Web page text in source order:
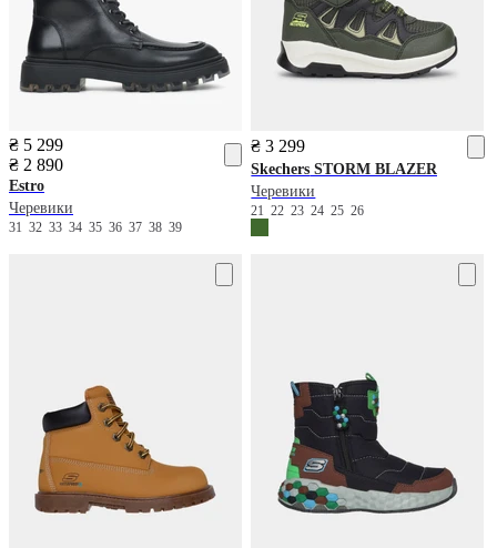
₴ 5 299
₴ 2 890
Estro
Черевики
31 32 33 34 35 36 37 38 39
₴ 3 299
Skechers STORM BLAZER
Черевики
212223242526